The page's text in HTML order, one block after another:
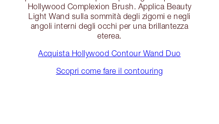
Hollywood Complexion Brush. Applica Beauty
Light Wand sulla sommità degli zigomi e negli
angoli interni degli occhi per una brillantezza
eterea.
Acquista Hollywood Contour Wand Duo
Scopri come fare il contouring